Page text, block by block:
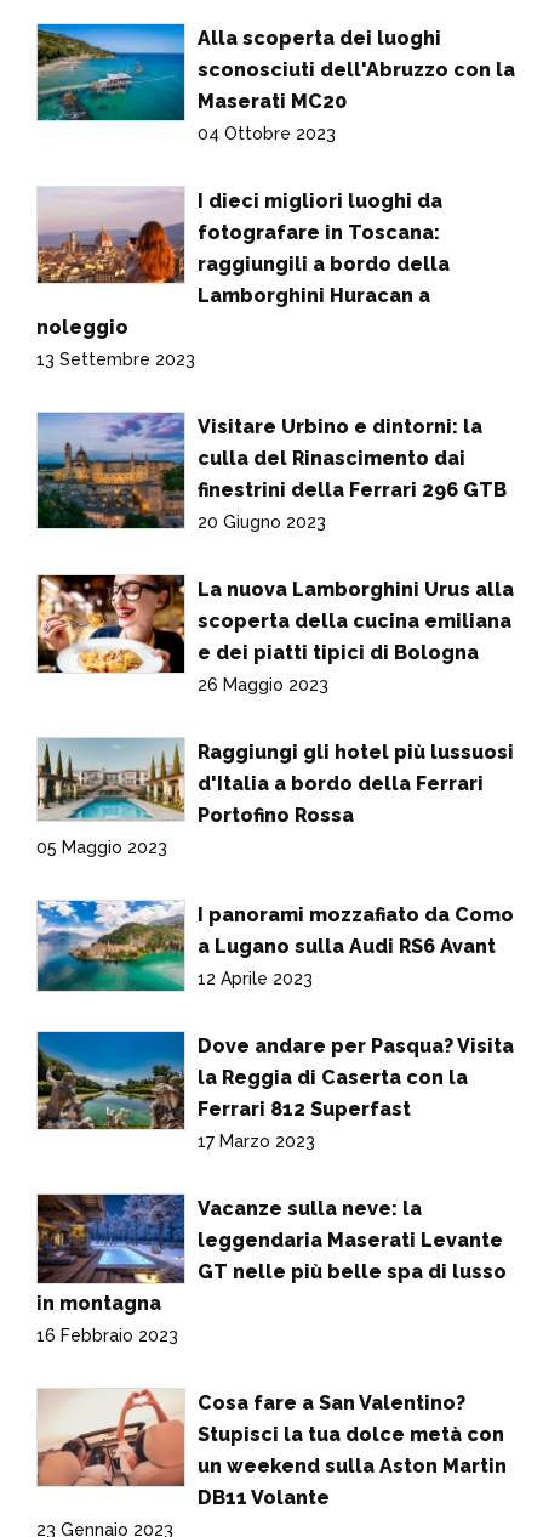
Alla scoperta dei luoghi
sconosciuti dell'Abruzzo con la
Maserati MC20
04 Ottobre 2023
I dieci migliori luoghi da
fotografare in Toscana:
raggiungili a bordo della
Lamborghini Huracan a
noleggio
13 Settembre 2023
Visitare Urbino e dintorni: la
culla del Rinascimento dai
finestrini della Ferrari 296 GTB
20 Giugno 2023
La nuova Lamborghini Urus alla
scoperta della cucina emiliana
e dei piatti tipici di Bologna
26 Maggio 2023
Raggiungi gli hotel più lussuosi
d'Italia a bordo della Ferrari
Portofino Rossa
05 Maggio 2023
I panorami mozzafiato da Como
a Lugano sulla Audi RS6 Avant
12 Aprile 2023
Dove andare per Pasqua? Visita
la Reggia di Caserta con la
Ferrari 812 Superfast
17 Marzo 2023
Vacanze sulla neve: la
leggendaria Maserati Levante
GT nelle più belle spa di lusso
in montagna
16 Febbraio 2023
Cosa fare a San Valentino?
Stupisci la tua dolce metà con
un weekend sulla Aston Martin
DB11 Volante
23 Gennaio 2023